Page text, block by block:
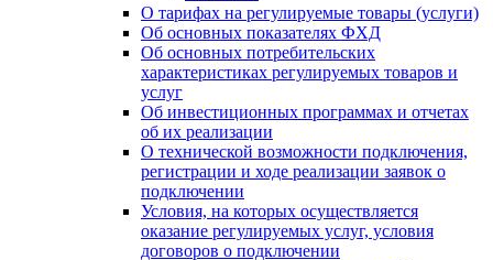
О тарифах на регулируемые товары (услуги)
Об основных показателях ФХД
Об основных потребительских
характеристиках регулируемых товаров и
услуг
Об инвестиционных программах и отчетах
об их реализации
О технической возможности подключения,
регистрации и ходе реализации заявок о
подключении
Условия, на которых осуществляется
оказание регулируемых услуг, условия
договоров о подключении